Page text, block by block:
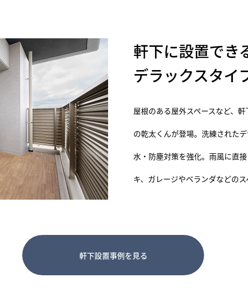
軒下に設置でき
デラックスタイ
屋根のある屋外スペースなど、
の乾太くんが登場。洗練された
⽔・防塵対策を強化。⾬⾵に直
キ、ガレージやベランダなどのス
軒下設置事例を見る